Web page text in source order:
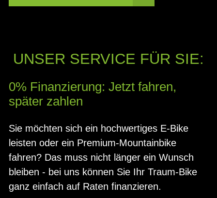
UNSER SERVICE FÜR SIE:
0% Finanzierung: Jetzt fahren,
später zahlen
Sie möchten sich ein hochwertiges E-Bike
leisten oder ein Premium-Mountainbike
fahren? Das muss nicht länger ein Wunsch
bleiben - bei uns können Sie Ihr Traum-Bike
ganz einfach auf Raten finanzieren.